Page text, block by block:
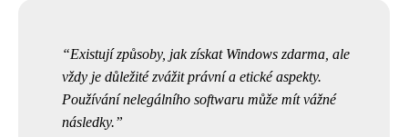
Existují způsoby, jak získat Windows zdarma, ale
vždy je důležité zvážit právní a etické aspekty.
Používání nelegálního softwaru může mít vážné
následky.